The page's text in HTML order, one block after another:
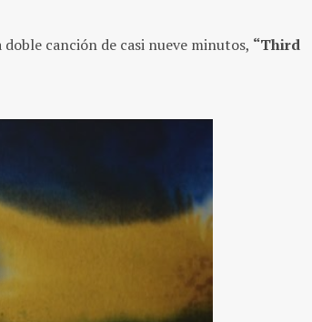
canción de casi nueve minutos, “Third